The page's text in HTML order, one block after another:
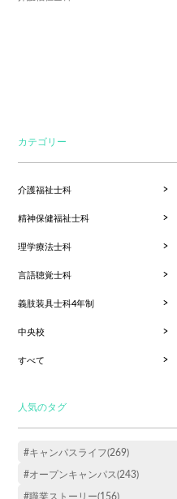
カテゴリー
介護福祉士科
精神保健福祉士科
理学療法士科
言語聴覚士科
義肢装具士科4年制
中央校
すべて
人気のタグ
#キャンパスライフ(269)
#オープンキャンパス(243)
#職業ストーリー(156)